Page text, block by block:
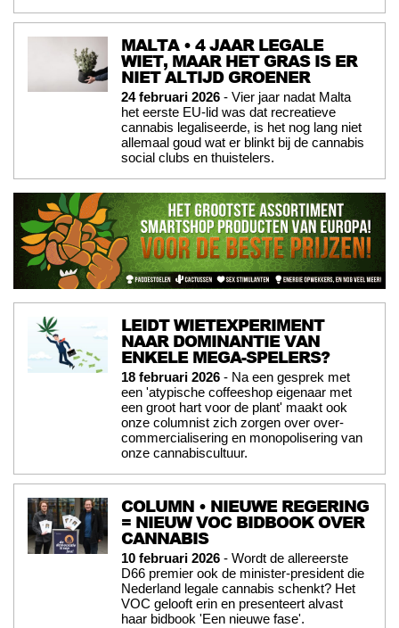
MALTA • 4 JAAR LEGALE
WIET, MAAR HET GRAS IS ER
NIET ALTIJD GROENER
24 februari 2026 - Vier jaar nadat Malta
het eerste EU-lid was dat recreatieve
cannabis legaliseerde, is het nog lang niet
allemaal goud wat er blinkt bij de cannabis
social clubs en thuistelers.
LEIDT WIETEXPERIMENT
NAAR DOMINANTIE VAN
ENKELE MEGA-SPELERS?
18 februari 2026 - Na een gesprek met
een 'atypische coffeeshop eigenaar met
een groot hart voor de plant' maakt ook
onze columnist zich zorgen over over-
commercialisering en monopolisering van
onze cannabiscultuur.
COLUMN • NIEUWE REGERING
= NIEUW VOC BIDBOOK OVER
CANNABIS
10 februari 2026 - Wordt de allereerste
D66 premier ook de minister-president die
Nederland legale cannabis schenkt? Het
VOC gelooft erin en presenteert alvast
haar bidbook 'Een nieuwe fase'.